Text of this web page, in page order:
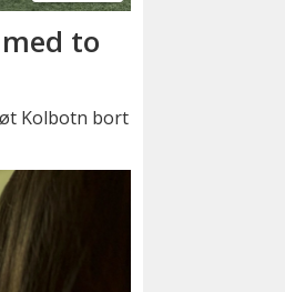
to
Kolbotn bort